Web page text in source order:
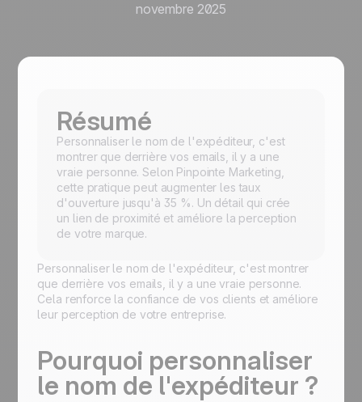
novembre 2025
Résumé
Personnaliser le nom de l'expéditeur, c'est
montrer que derrière vos emails, il y a une
vraie personne. Selon Pinpointe Marketing,
cette pratique peut augmenter les taux
d'ouverture jusqu'à 35 %. Un détail qui crée
un lien de proximité et améliore la perception
de votre marque.
Personnaliser le nom de l'expéditeur, c'est montrer
que derrière vos emails, il y a une vraie personne.
Cela renforce la confiance de vos clients et améliore
leur perception de votre entreprise.
Pourquoi personnaliser
le nom de l'expéditeur ?